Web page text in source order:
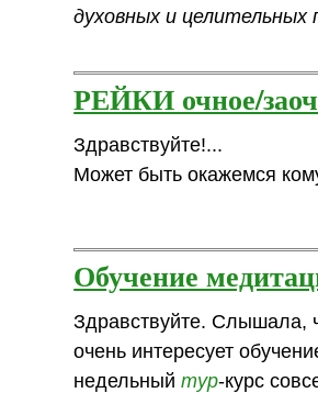
духовных и целительных
РЕЙКИ очное/
Здравствуйте!...
Может быть окажемся
Обучение
Здравствуйте. Слышала,
очень интересует
недельныйтур-курс